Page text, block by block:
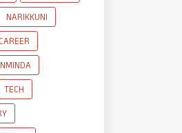
NARIKKUNI
CAREER
TECH